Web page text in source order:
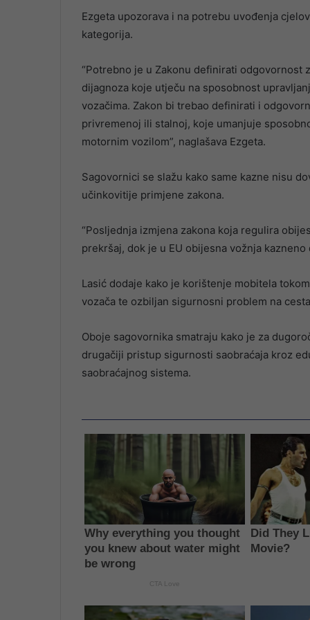
Ezgeta upozorava i na potrebu uvođenja
kategorija.
“Potrebno je u Zakonu definirati
dijagnoza koje utječu na sposobnost
vozačima. Zakon bi trebao definirati i
privremenoj ili stalnoj, koje umanjuje
motornim vozilom”, naglašava Ezgeta.
Sagovornici se slažu kako same kazne nisu
učinkovitije primjene zakona.
“Posljednja izmjena zakona koja regulira
prekršaj, dok je u EU obijesna vožnja kazneno
Lasić dodaje kako je korištenje mobitela
vozača te ozbiljan sigurnosni problem na
Oboje sagovornika smatraju kako je za
drugačiji pristup sigurnosti saobraćaja kroz
saobraćajnog sistema.